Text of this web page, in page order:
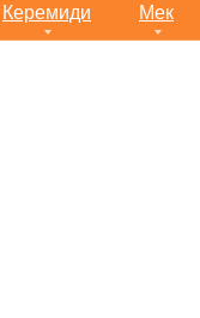
Керемиди Мек